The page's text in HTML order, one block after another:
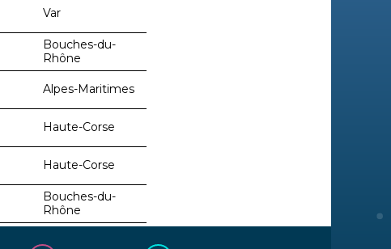
Var
Bouches-du-
Rhône
Alpes-Maritimes
Haute-Corse
Haute-Corse
Bouches-du-
Rhône